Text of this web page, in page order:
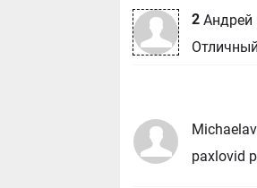
2 Андрей
paxlovid